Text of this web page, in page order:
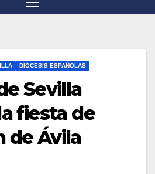
DIÓCESIS ESPAÑOLAS
Sevilla
fiesta de
de Ávila